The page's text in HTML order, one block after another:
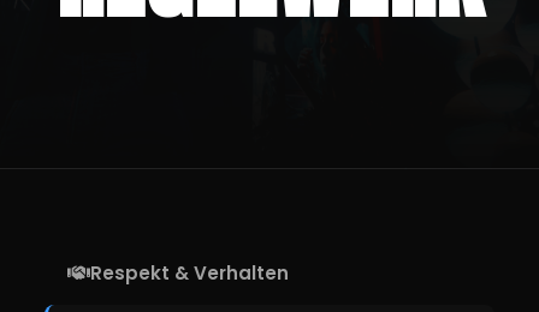
Respekt & Verhalten